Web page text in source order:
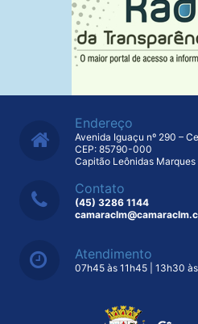
Endereço
Avenida Iguaçu nº 290 –
CEP: 85790-000
Capitão Leônidas Marques
Contato
(45) 3286 1144
Atendimento
07h45 às 11h45 | 13h30